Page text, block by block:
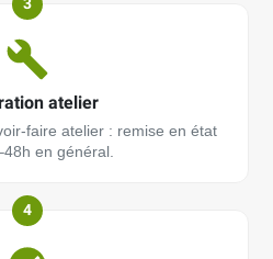
3
atelier
faire atelier : remise en état
en général.
4